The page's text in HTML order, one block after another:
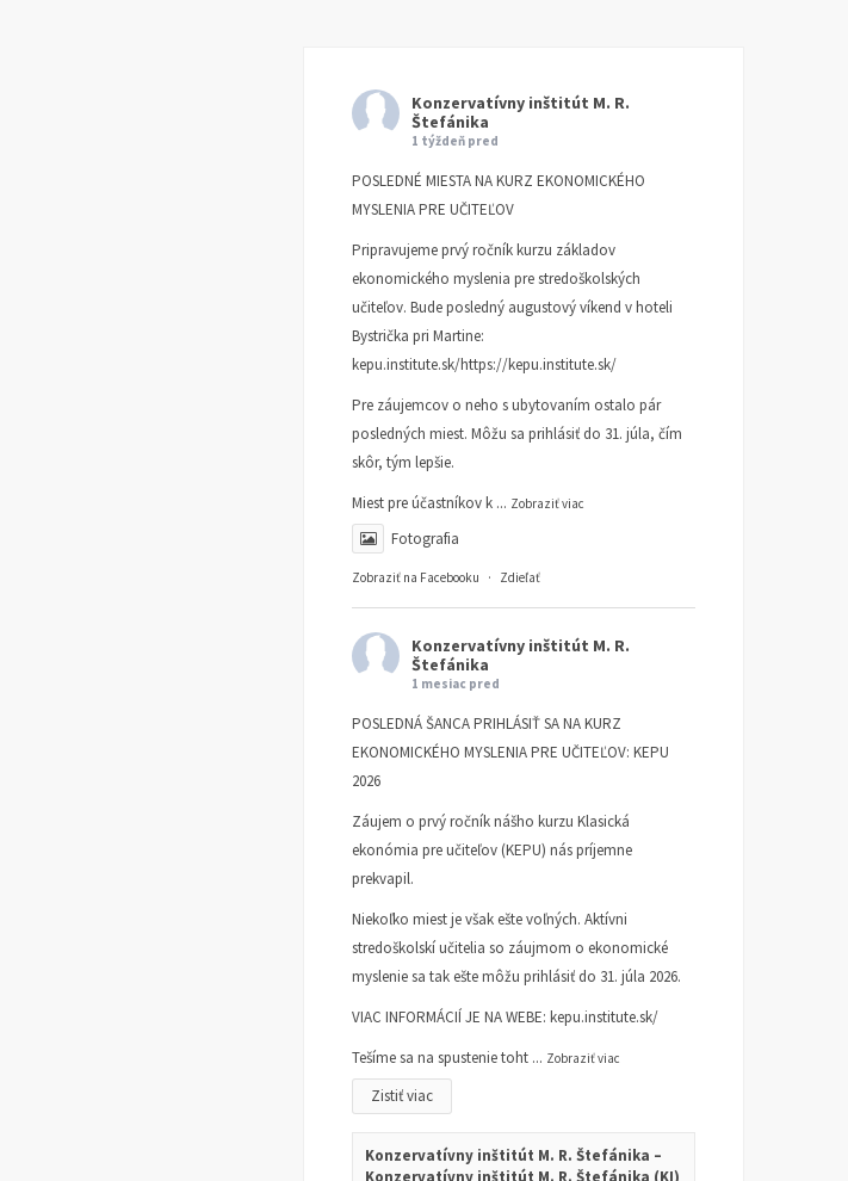
Konzervatívny inštitút M. R.
Štefánika
1 týždeň pred
POSLEDNÉ MIESTA NA KURZ EKONOMICKÉHO
MYSLENIA PRE UČITEĽOV
Pripravujeme prvý ročník kurzu základov
ekonomického myslenia pre stredoškolských
učiteľov. Bude posledný augustový víkend v hoteli
Bystrička pri Martine:
kepu.institute.sk/https://kepu.institute.sk/
Pre záujemcov o neho s ubytovaním ostalo pár
posledných miest. Môžu sa prihlásiť do 31. júla, čím
skôr, tým lepšie.
Miest pre účastníkov k ... Zobraziť viac
Fotografia
Zobraziť na Facebooku · Zdieľať
Konzervatívny inštitút M. R.
Štefánika
1 mesiac pred
POSLEDNÁ ŠANCA PRIHLÁSIŤ SA NA KURZ
EKONOMICKÉHO MYSLENIA PRE UČITEĽOV: KEPU
2026
Záujem o prvý ročník nášho kurzu Klasická
ekonómia pre učiteľov (KEPU) nás príjemne
prekvapil.
Niekoľko miest je však ešte voľných. Aktívni
stredoškolskí učitelia so záujmom o ekonomické
myslenie sa tak ešte môžu prihlásiť do 31. júla 2026.
VIAC INFORMÁCIÍ JE NA WEBE: kepu.institute.sk/
Tešíme sa na spustenie toht ... Zobraziť viac
Zistiť viac
Konzervatívny inštitút M. R. Štefánika –
Konzervatívny inštitút M. R. Štefánika (KI)